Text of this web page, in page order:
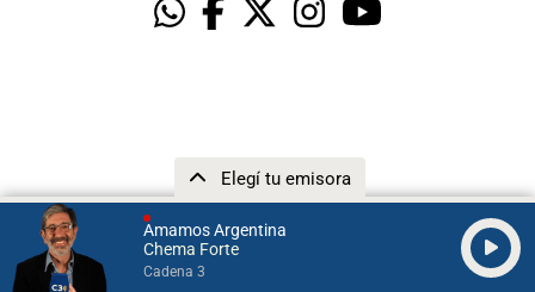
Amamos Argentina
Chema Forte
Cadena 3
Elegí tu emisora